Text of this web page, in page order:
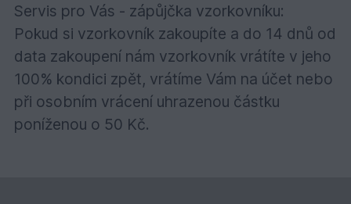
Servis pro Vás - zápůjčka vzorkovníku:
Pokud si vzorkovník zakoupíte a do 14 dnů od
data zakoupení nám vzorkovník vrátíte v jeho
100% kondici zpět, vrátíme Vám na účet nebo
při osobním vrácení uhrazenou částku
poníženou o 50 Kč.